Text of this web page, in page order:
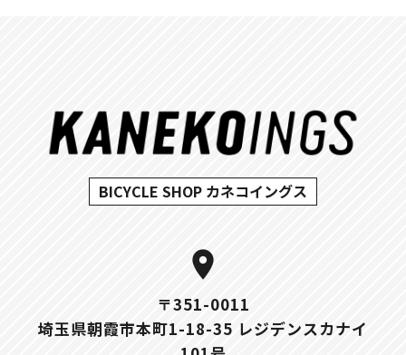
BICYCLE SHOP カネコイングス
location_on
〒351-0011
埼玉県朝霞市本町1-18-35 レジデンスカナイ